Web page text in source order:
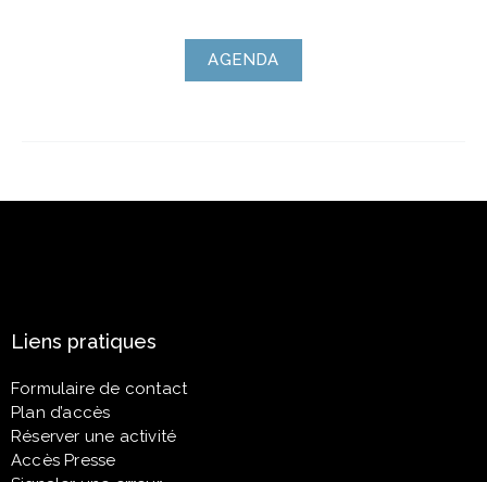
AGENDA
Liens pratiques
Formulaire de contact
Plan d’accès
Réserver une activité
Accès Presse